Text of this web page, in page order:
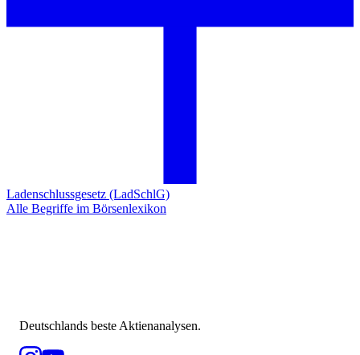
Ladenschlussgesetz (LadSchlG)
Alle Begriffe im Börsenlexikon
Deutschlands beste Aktienanalysen.